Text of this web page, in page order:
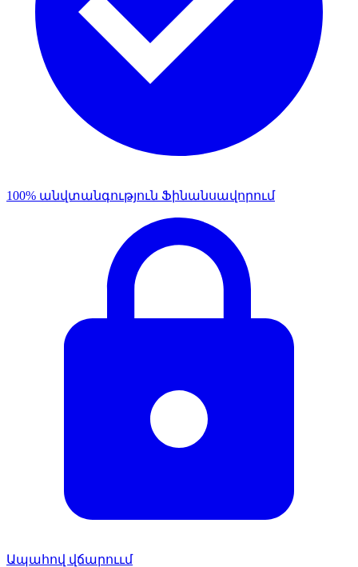
100% անվտանգություն Ֆինանսավորում
Ապահով վճարոււմ